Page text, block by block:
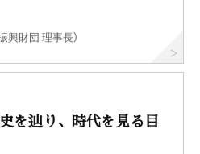
興財団 理事長）
を辿り、時代を見る目